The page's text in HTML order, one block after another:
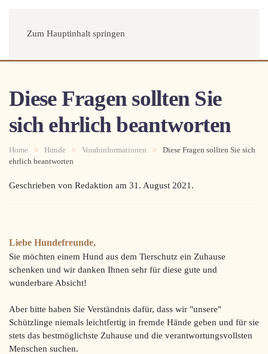
Zum Hauptinhalt springen
Menü
Diese Fragen sollten Sie
sich ehrlich beantworten
Home Hunde Vorabinformationen
Diese Fragen sollten Sie sich
ehrlich beantworten
Geschrieben von Redaktion am 31. August 2021 .
Liebe Hundefreunde,
Sie möchten einem Hund aus dem Tierschutz ein Zuhause
schenken und wir danken Ihnen sehr für diese gute und
wunderbare Absicht!
Aber bitte haben Sie Verständnis dafür, dass wir "unsere"
Schützlinge niemals leichtfertig in fremde Hände geben und für sie
stets das bestmöglichste Zuhause und die verantwortungsvollsten
Menschen suchen.